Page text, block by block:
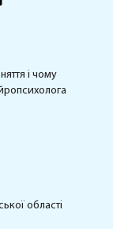
і чому
області